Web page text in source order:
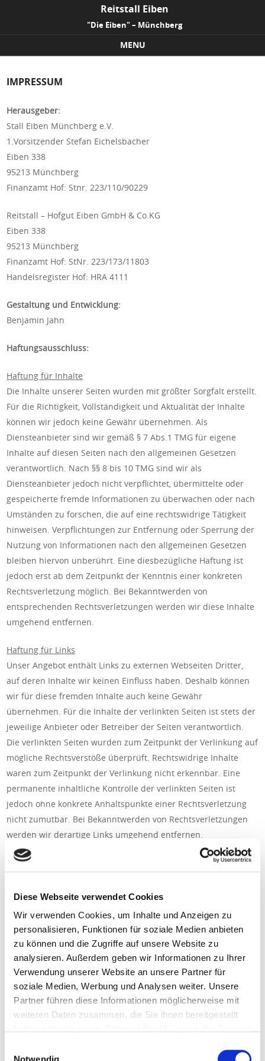
Diese Webseite verwendet Cookies
Wir verwenden Cookies, um Inhalte und Anzeigen zu
personalisieren, Funktionen für soziale Medien anbieten
zu können und die Zugriffe auf unsere Website zu
analysieren. Außerdem geben wir Informationen zu Ihrer
Verwendung unserer Website an unsere Partner für
soziale Medien, Werbung und Analysen weiter. Unsere
Partner führen diese Informationen möglicherweise mit
weiteren Daten zusammen, die Sie ihnen bereitgestellt
Cookies, wenn Sie unsere Webseite weiterhin nutzen.
Notwendig
Reitstall Eiben
"Die Eiben" – Münchberg
MENU
IMPRESSUM
Herausgeber:
Stall Eiben Münchberg e.V.
1.Vorsitzender Stefan Eichelsbacher
Eiben 338
95213 Münchberg
Finanzamt Hof: Stnr. 223/110/90229
Reitstall – Hofgut Eiben GmbH & Co.KG
Eiben 338
95213 Münchberg
Finanzamt Hof: StNr. 223/173/11803
Handelsregister Hof: HRA 4111
Gestaltung und Entwicklung:
Benjamin Jahn
Haftungsausschluss:
Haftung für Inhalte
Die Inhalte unserer Seiten wurden mit größter Sorgfalt erstellt.
Für die Richtigkeit, Vollständigkeit und Aktualität der Inhalte
können wir jedoch keine Gewähr übernehmen. Als
Diensteanbieter sind wir gemäß § 7 Abs.1 TMG für eigene
Inhalte auf diesen Seiten nach den allgemeinen Gesetzen
verantwortlich. Nach §§ 8 bis 10 TMG sind wir als
Diensteanbieter jedoch nicht verpflichtet, übermittelte oder
gespeicherte fremde Informationen zu überwachen oder nach
Umständen zu forschen, die auf eine rechtswidrige Tätigkeit
hinweisen. Verpflichtungen zur Entfernung oder Sperrung der
Nutzung von Informationen nach den allgemeinen Gesetzen
bleiben hiervon unberührt. Eine diesbezügliche Haftung ist
jedoch erst ab dem Zeitpunkt der Kenntnis einer konkreten
Rechtsverletzung möglich. Bei Bekanntwerden von
entsprechenden Rechtsverletzungen werden wir diese Inhalte
umgehend entfernen.
Haftung für Links
Unser Angebot enthält Links zu externen Webseiten Dritter,
auf deren Inhalte wir keinen Einfluss haben. Deshalb können
wir für diese fremden Inhalte auch keine Gewähr
übernehmen. Für die Inhalte der verlinkten Seiten ist stets der
jeweilige Anbieter oder Betreiber der Seiten verantwortlich.
Die verlinkten Seiten wurden zum Zeitpunkt der Verlinkung auf
mögliche Rechtsverstöße überprüft. Rechtswidrige Inhalte
waren zum Zeitpunkt der Verlinkung nicht erkennbar. Eine
permanente inhaltliche Kontrolle der verlinkten Seiten ist
jedoch ohne konkrete Anhaltspunkte einer Rechtsverletzung
nicht zumutbar. Bei Bekanntwerden von Rechtsverletzungen
werden wir derartige Links umgehend entfernen.
Urheberrecht
diesen Seiten unterliegen dem deutschen Urheberrecht. Die
Verwertung außerhalb der Grenzen des Urheberrechtes
bedürfen der schriftlichen Zustimmung des jeweiligen Autors
bzw. Erstellers. Downloads und Kopien dieser Seite sind nur
für den privaten, nicht kommerziellen Gebrauch gestattet.
Soweit die Inhalte auf dieser Seite nicht vom Betreiber erstellt
wurden, werden die Urheberrechte Dritter beachtet.
Insbesondere werden Inhalte Dritter als solche